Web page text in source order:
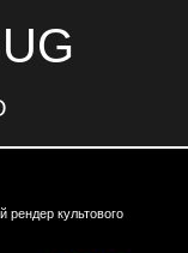
рендер культового